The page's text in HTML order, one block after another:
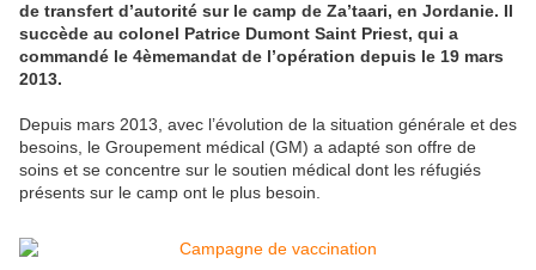
de transfert d’autorité sur le camp de Za’taari, en Jordanie. Il
succède au colonel Patrice Dumont Saint Priest, qui a
commandé le 4èmemandat de l’opération depuis le 19 mars
2013.
Depuis mars 2013, avec l’évolution de la situation générale et des
besoins, le Groupement médical (GM) a adapté son offre de
soins et se concentre sur le soutien médical dont les réfugiés
présents sur le camp ont le plus besoin.